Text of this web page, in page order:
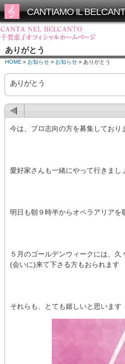
ありがとう
HOME » お知らせ » お知らせ » ありがとう
ありがとう
今は、プロ志向の方を募集しており
愛好家さんも一緒にやって行きまし
明日も朝９時半からオペラアリアを
５月のゴールデンウィークには、久
(会いに)来て下さる方もおられます
それらも、とても嬉しいと思います